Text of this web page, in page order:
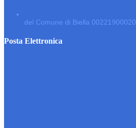
del Comune di Biella 00221900020
Posta Elettronica